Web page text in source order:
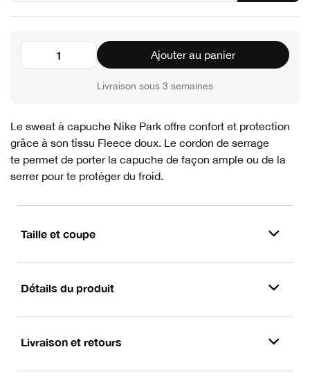
Ajouter au panier
Livraison sous 3 semaines
Le sweat à capuche Nike Park offre confort et protection
grâce à son tissu Fleece doux. Le cordon de serrage
te permet de porter la capuche de façon ample ou de la
serrer pour te protéger du froid.
Taille et coupe
Détails du produit
Livraison et retours